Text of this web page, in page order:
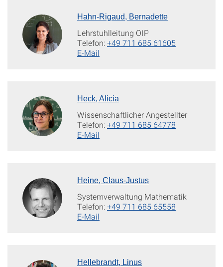
Hahn-Rigaud, Bernadette
Lehrstuhlleitung OIP
Telefon:+49 711 685 61605
E-Mail
Heck, Alicia
Wissenschaftlicher Angestellter
Telefon:+49 711 685 64778
E-Mail
Heine, Claus-Justus
Systemverwaltung Mathematik
Telefon:+49 711 685 65558
E-Mail
Hellebrandt, Linus